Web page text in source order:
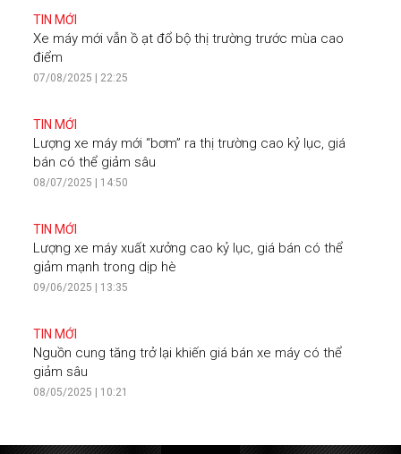
TIN MỚI
Xe máy mới vẫn ồ ạt đổ bộ thị trường trước mùa cao
điểm
07/08/2025 | 22:25
TIN MỚI
Lượng xe máy mới “bơm” ra thị trường cao kỷ lục, giá
bán có thể giảm sâu
08/07/2025 | 14:50
TIN MỚI
Lượng xe máy xuất xưởng cao kỷ lục, giá bán có thể
giảm mạnh trong dịp hè
09/06/2025 | 13:35
TIN MỚI
Nguồn cung tăng trở lại khiến giá bán xe máy có thể
giảm sâu
08/05/2025 | 10:21